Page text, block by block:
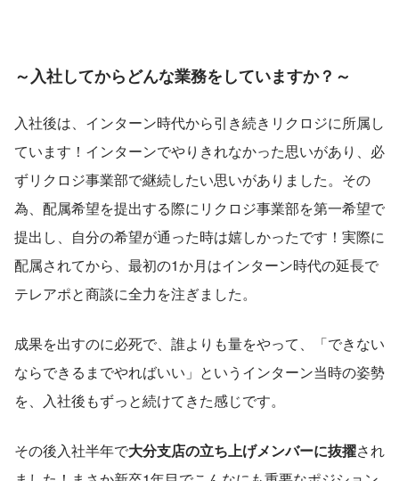
～入社してからどんな業務をしていますか？～
入社後は、インターン時代から引き続きリクロジに所属し
ています！インターンでやりきれなかった思いがあり、必
ずリクロジ事業部で継続したい思いがありました。その
為、配属希望を提出する際にリクロジ事業部を第一希望で
提出し、自分の希望が通った時は嬉しかったです！実際に
配属されてから、最初の1か月はインターン時代の延長で
テレアポと商談に全力を注ぎました。
成果を出すのに必死で、誰よりも量をやって、「できない
ならできるまでやればいい」というインターン当時の姿勢
を、入社後もずっと続けてきた感じです。
その後入社半年で大分支店の立ち上げメンバーに抜擢され